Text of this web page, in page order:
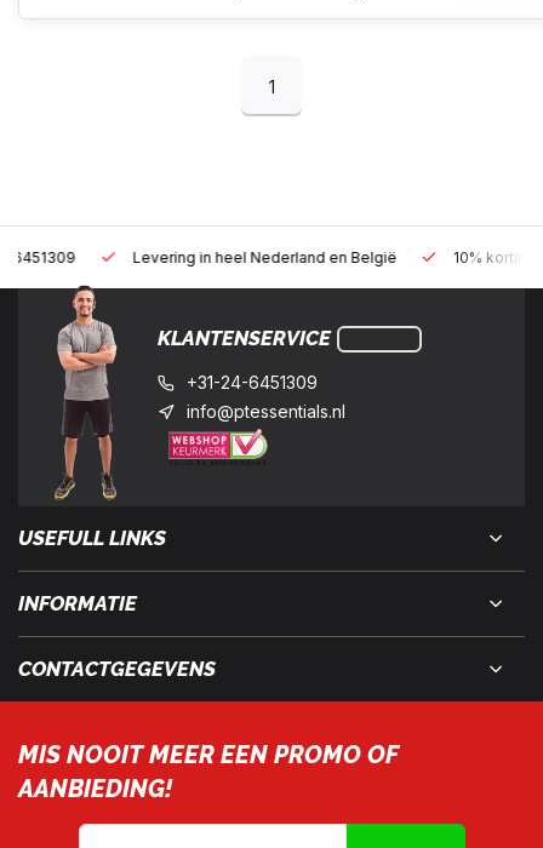
1
Levering in heel Nederland en België 10% korting met een
KLANTENSERVICE
+31-24-6451309
info@ptessentials.nl
USEFULL LINKS
INFORMATIE
CONTACTGEGEVENS
MIS NOOIT MEER EEN PROMO OF
AANBIEDING!